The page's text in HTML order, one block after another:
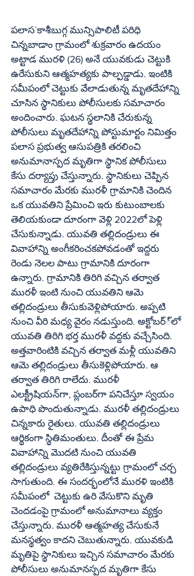
పలాస`కాశీబుగ్గ మున్సిపాలిటీ పరిధి
చిన్నబాడాం గ్రామంలో శుక్రవారం ఉదయం
అట్టాడ మురళి (26) అనే యువకుడు చెట్టుకి
ఉరేసుకుని ఆత్మహత్యకు పాల్పడ్డాడు. ఇంటికి
సమీపంలో చెట్టుకు వేలాడుతున్న మృతదేహాన్ని
చూసిన స్థానికులు పోలీసులకు సమాచారం
అందించారు. ఘటన స్థలానికి చేరుకున్న
పోలీసులు మృతదేహాన్ని పోస్టుమార్టం నిమిత్తం
పలాస ప్రభుత్వ ఆసుపత్రికి తరలించి
అనుమానాస్పద మృతిగా స్థానిక పోలీసులు
కేసు దర్యాప్తు చేస్తున్నారు. స్థానికులు చెప్పిన
సమాచారం మేరకు మురళీ గ్రామానికి చెందిన
ఒక యువతిని ప్రేమించి ఇరు కుటుంబాలకు
తెలియకుండా దూరంగా వెళ్లి 2022లో పెళ్లి
చేసుకున్నాడు. యువతి తల్లిదండ్రులు ఈ
వివాహాన్ని అంగీకరించకపోవడంతో ఇద్దరు
రెండు నెలల పాటు గ్రామానికి దూరంగా
ఉన్నారు. గ్రామానికి తిరిగి వచ్చిన తర్వాత
మురళీ ఇంటి నుంచి యువతిని ఆమె
తల్లిదండ్రులు తీసుకువెళ్లిపోయారు. అప్పటి
నుంచి వీరి మధ్య వైరం నడుస్తుంది. అక్టోబర్‌్‌లో
యువతి తిరిగి భర్త మురళీ వద్దకు వచ్చేసింది.
అత్తవారింటికి వచ్చిన తర్వాత మళ్లీ యువతిని
ఆమె తల్లిదండ్రులు తీసుకెళ్లిపోయారు. ఆ
తర్వాత తిరిగి రాలేదు. మురళీ
ఎలక్ట్రీషియన్‌గా, ప్లంబర్‌గా పనిచేస్తూ స్వయం
ఉపాధి పొందుతున్నాడు. మురళీ తల్లిదండ్రులు
చిన్నకారు రైతులు. యువతి తల్లిదండ్రులు
ఆర్థికంగా స్థితిమంతులు. దీంతో ఈ ప్రేమ
వివాహాన్ని మొదటి నుంచి యువతి
తల్లిదండ్రులు వ్యతిరేకిస్తున్నట్టు గ్రామంలో చర్చ
సాగుతుంది. ఈ సందర్భంలోనే మురళి ఇంటికి
సమీపంలో  చెట్టుకు ఉరి వేసుకొని మృతి
చెందడంపై గ్రామంలో అనుమానాలు వ్యక్తం
చేస్తున్నారు. మురళీ ఆత్మహత్య చేసుకునే
మనస్థత్వం కాదని చెబుతున్నారు. యువకుడి
మృతిపై స్థానికులు ఇచ్చిన సమాచారం మేరకు
పోలీసులు అనుమానస్పద మృతిగా కేసు